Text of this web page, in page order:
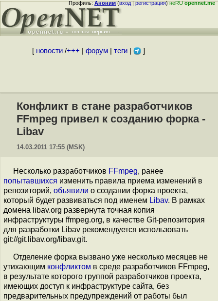
Профиль:Аноним(вход|регистрация)неRUopennet.me
[ новости/+++ форум| теги| ]
Конфликт в стане разработчиков
FFmpeg привел к созданию форка -
Libav
14.03.2011 17:55 (MSK)
Несколько разработчиков FFmpeg, ранее
попытавшихся изменить правила приема изменений в
репозиторий, объявили о создании форка проекта,
который будет развиваться под именем Libav. В рамках
домена libav.org развернута точная копия
инфраструктуры ffmpеg.org, в качестве Git-репозитория
для разработки Libav рекомендуется использовать
git://git.libav.org/libav.git.
Отделение форка вызвано уже несколько месяцев не
утихающим конфликтом в среде разработчиков FFmpeg,
в результате которого группой разработчиков проекта,
имеющих доступ к инфраструктуре сайта, без
предварительных предупреждений от работы был